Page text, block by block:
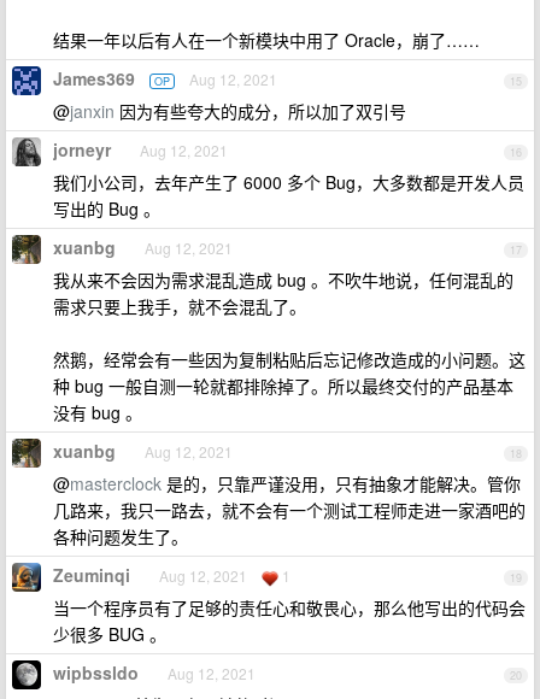
结果一年以后有人在一个新模块中用了 Oracle，崩了……
15
James369 OP Aug 12, 2021
@janxin 因为有些夸大的成分，所以加了双引号
16
jorneyr Aug 12, 2021
我们小公司，去年产生了 6000 多个 Bug，大多数都是开发人员
写出的 Bug 。
17
xuanbg Aug 12, 2021
我从来不会因为需求混乱造成 bug 。不吹牛地说，任何混乱的
需求只要上我手，就不会混乱了。
然鹅，经常会有一些因为复制粘贴后忘记修改造成的小问题。这
种 bug 一般自测一轮就都排除掉了。所以最终交付的产品基本
没有 bug 。
18
xuanbg Aug 12, 2021
@masterclock 是的，只靠严谨没用，只有抽象才能解决。管你
几路来，我只一路去，就不会有一个测试工程师走进一家酒吧的
各种问题发生了。
19
Zeuminqi Aug 12, 2021 1
当一个程序员有了足够的责任心和敬畏心，那么他写出的代码会
少很多 BUG 。
20
wipbssldo Aug 12, 2021